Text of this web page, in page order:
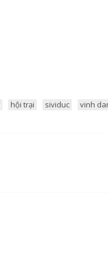
hội trại sividuc vinh